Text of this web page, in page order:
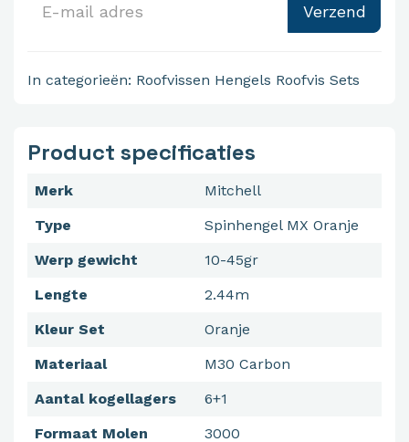
Verzend
In categorieën: Roofvissen Hengels Roofvis Sets
Product specificaties
Merk
Mitchell
Type
Spinhengel MX Oranje
Werp gewicht
10-45gr
Lengte
2.44m
Kleur Set
Oranje
Materiaal
M30 Carbon
Aantal kogellagers
6+1
Formaat Molen
3000